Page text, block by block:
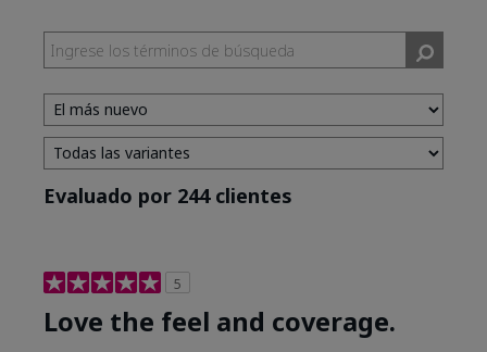
Evaluado por 244 clientes
5
Love the feel and coverage.